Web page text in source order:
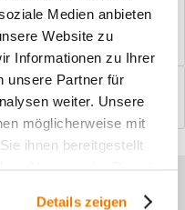
Medien anbieten
Website zu
Informationen zu Ihrer
unsere Partner für
weiter. Unsere
möglicherweise mit
ihnen bereitgestellt
Details zeigen
konfigurieren und
diskutieren...mehr
unseren